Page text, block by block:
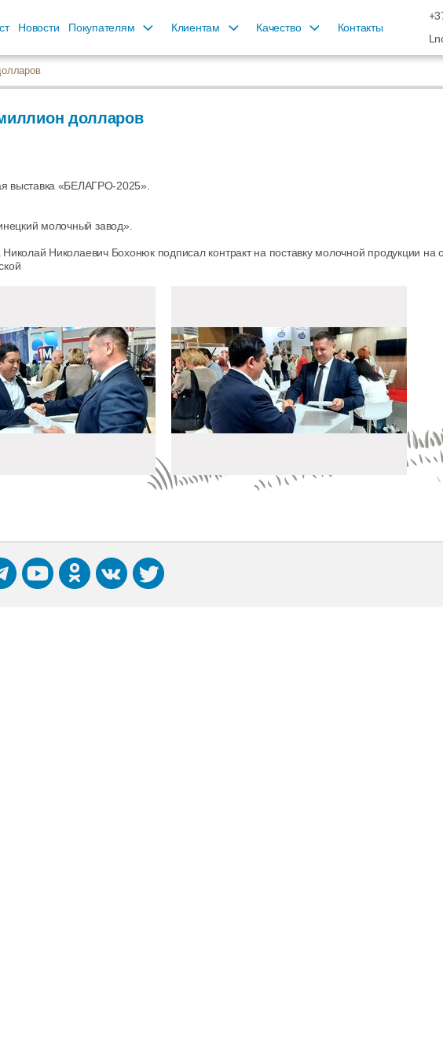
Новости Покупателям Клиентам Качество Контакты
долларов
выставка «БЕЛАГРО-2025».
молочный завод».
Николай Николаевич Бохонюк подписал контракт на поставку молочной продукции